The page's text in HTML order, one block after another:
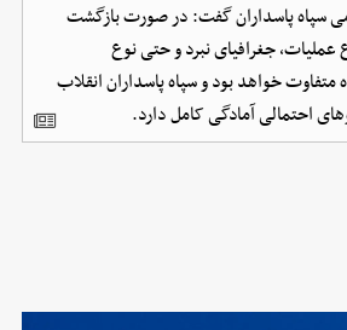
سپاه پاسداران گفت: در صورت بازگشت
جغرافیای نبرد و حتی نوع
متفاوت خواهد بود و سپاه پاسداران انقلاب
احتمالی آمادگی کامل دارد.